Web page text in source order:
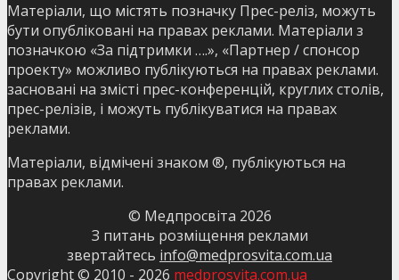
Матеріали, що містять позначку Прес-реліз, можуть
бути опубліковані на правах реклами. Матеріали з
позначкою «За підтримки ….», «Партнер / спонсор
проекту» можливо публікуються на правах реклами.
засновані на змісті прес-конференцій, круглих столів,
прес-релізів, і можуть публікуватися на правах
реклами.
Матеріали, відмічені знаком ®, публікуються на
правах реклами.
© Медпросвіта 2026
З питань розміщення реклами
звертайтесь info@medprosvita.com.ua
Copyright © 2010 - 2026 medprosvita.com.ua